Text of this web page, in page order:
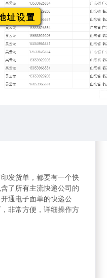
发货单，都要有一个快
了所有主流快递公司的
通电子面单的快递公
非常方便，详细操作方